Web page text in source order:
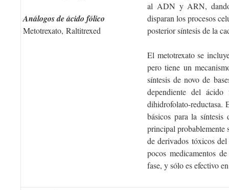
Análogos de ácido fólico
Metotrexato, Raltitrexed
al ADN y ARN, dando
disparan los procesos
posterior síntesis de la
El metotrexato se
pero tiene un
síntesis de novo de
dependiente del
dihidrofolato-reductasa.
básicos para la
principal probablemente
de derivados tóxicos
pocos medicamentos
fase, y sólo es efectivo